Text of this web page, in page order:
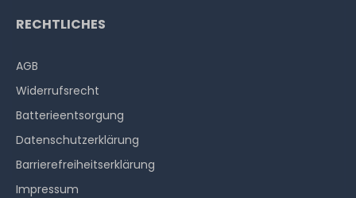
RECHTLICHES
AGB
Widerrufs­recht
Batterieentsorgung
Datenschutzerklärung
Barrierefreiheitserklärung
Impressum